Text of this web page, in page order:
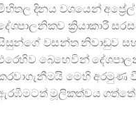
දිනය වශයෙන්
ක්‍රියාකාරී
වසන්ත නිවාඩුව
බෙහෙවින්
මෙහි අරමුණ
මූලිකත්වය ගත්තේ